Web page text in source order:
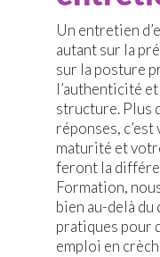
Un entretien
autant sur la
sur la posture
l’authenticité
structure. Plus
réponses,
maturité et
feront la
Formation,
bien au-delà du
pratiques pour
emploi en